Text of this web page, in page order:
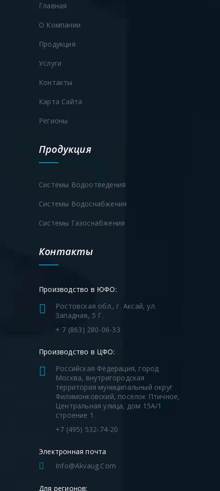
Продукция
Профильные пластиковые трубы
Главная
О Компании
Продукция
Услуги
Контакты
Карта Сайта
Регионы
Продукция
Системы Водоотведения
Системы Водоснабжения
Системы Газоснабжения
Контакты
Производство в ЮФО:
Ростовская обл., г. Аксай, ул.
Западная, 5 Г.
+ 7 (863) 280-06-33
Производство в ЦФО:
Российская Федерация, город
Москва, внутригородская
территория муниципальный округ
Филимонковский, посёлок Птичное,
Центральная улица, дом 15А/1
строение 1.
+7 (495) 532-74-20
Электронная почта
Info@akvaug.com
Для регионов: